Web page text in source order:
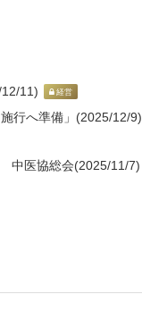
11) 経営
行へ準備」(2025/12/9)
中医協総会(2025/11/7)